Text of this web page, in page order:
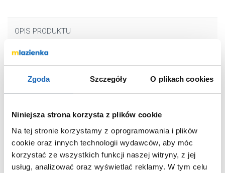
Zgoda Szczegóły O plikach cookies
Niniejsza strona korzysta z plików cookie
Na tej stronie korzystamy z oprogramowania i plików
cookie oraz innych technologii wydawców, aby móc
korzystać ze wszystkich funkcji naszej witryny, z jej
usług, analizować oraz wyświetlać reklamy. W tym celu
OPIS PRODUKTU
Rodzaj
elektryczny
Typ (elektryczny)
trójfazowy
Moc (kW)
18
Kod EAN
5414849833470